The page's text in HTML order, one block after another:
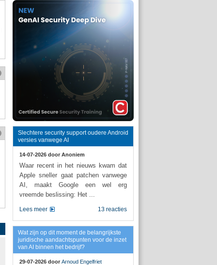
Slechtere security support oudere Android
versies vanwege AI
14-07-2026 door Anoniem
Waar recent in het nieuws kwam dat
Apple sneller gaat patchen vanwege
AI, maakt Google een wel erg
vreemde beslissing: Het ...
13 reacties
Lees meer
Wat zijn op dit moment de belangrijkste
juridische aandachtspunten voor de inzet
van AI binnen het bedrijf?
29-07-2026 door Arnoud Engelfriet